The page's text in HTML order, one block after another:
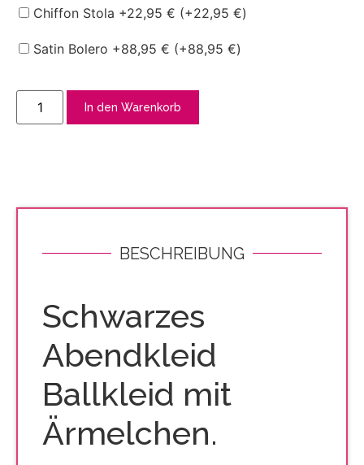
Chiffon Stola +22,95 € (+22,95 €)
Satin Bolero +88,95 € (+88,95 €)
In den Warenkorb
BESCHREIBUNG
Schwarzes
Abendkleid
Ballkleid mit
Ärmelchen.